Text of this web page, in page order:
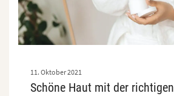
Schöne Haut mit der richtigen
11. Oktober 2021